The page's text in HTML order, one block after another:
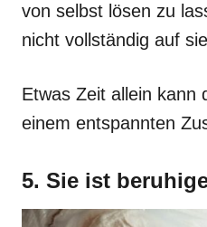
von selbst lösen zu
nicht vollständig auf
Etwas Zeit allein kann
einem entspannten
5. Sie ist